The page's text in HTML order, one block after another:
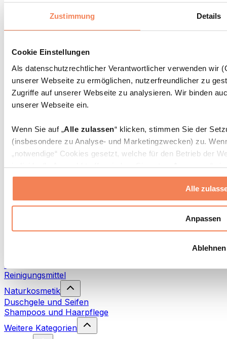
Zustimmung Details
Cookie Einstellungen
Als datenschutzrechtlicher Verantwortlicher verwenden wir
unserer Webseite zu ermöglichen, nutzerfreundlicher zu
Zugriffe auf unserer Webseite zu analysieren. Wir binden
unserer Webseite ein.
Wenn Sie auf „Alle zulassen“ klicken, stimmen Sie der
(insbesondere zu Analyse- und Marketingzwecken) zu.
„notwendige“ Cookies gesetzt, welche für den Betrieb der
individuelle Auswahl treffen, indem Sie unter „Anpassen“
erlauben“ klicken.
Weitere Informationen über die Verarbeitung Ihrer Daten
Datenschutzerklärung
Alle
Anpassen
Ablehnen
Faszien- und Massagerollen
Weitere Rehabilitationshilfen
Taschen & Rucksäcke
Essenstaschen und Meal-Prep-Zubehör
Sporttaschen
Zubehör nach Aktivität
Laufen
Kampfsport
Yoga & Pilates
Wandern
Rotlichttherapie
Waschmittel
Reinigungsmittel
Naturkosmetik
Duschgele und Seifen
Shampoos und Haarpflege
Weitere Kategorien